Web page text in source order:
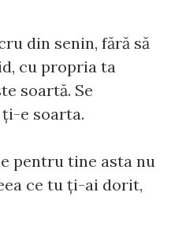
din senin, fără să
cu propria ta
soartă. Se
e soarta.
pentru tine asta nu
ce tu ți-ai dorit,